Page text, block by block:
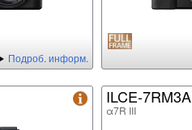
Подроб. информ.
ILCE-7RM3A
α7R III